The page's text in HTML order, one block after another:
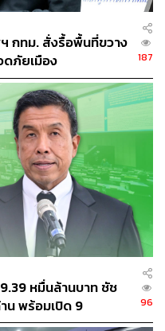
AUTHOR
TEAM
THE STANDARD
กทม. สั่งรื้อพื้นที่ขวาง
ดภัยเมือง
187
หมื่นล้านบาท ชัช
น พร้อมเปิด 9
96